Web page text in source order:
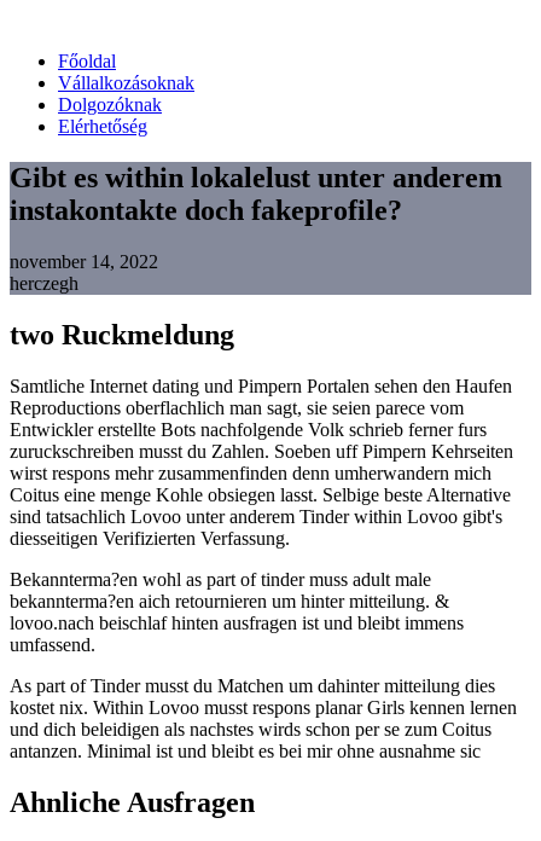
Főoldal
Vállalkozásoknak
Dolgozóknak
Elérhetőség
Gibt es within lokalelust unter anderem
instakontakte doch fakeprofile?
november 14, 2022
herczegh
two Ruckmeldung
Samtliche Internet dating und Pimpern Portalen sehen den Haufen
Reproductions oberflachlich man sagt, sie seien parece vom
Entwickler erstellte Bots nachfolgende Volk schrieb ferner furs
zuruckschreiben musst du Zahlen. Soeben uff Pimpern Kehrseiten
wirst respons mehr zusammenfinden denn umherwandern mich
Coitus eine menge Kohle obsiegen lasst. Selbige beste Alternative
sind tatsachlich Lovoo unter anderem Tinder within Lovoo gibt's
diesseitigen Verifizierten Verfassung.
Bekannterma?en wohl as part of tinder muss adult male
bekannterma?en aich retournieren um hinter mitteilung. &
lovoo.nach beischlaf hinten ausfragen ist und bleibt immens
umfassend.
As part of Tinder musst du Matchen um dahinter mitteilung dies
kostet nix. Within Lovoo musst respons planar Girls kennen lernen
und dich beleidigen als nachstes wirds schon per se zum Coitus
antanzen. Minimal ist und bleibt es bei mir ohne ausnahme sic
Ahnliche Ausfragen